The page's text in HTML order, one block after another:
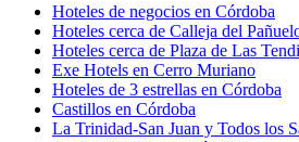
Hoteles de negocios en Córdoba
Hoteles cerca de Calleja del
Hoteles cerca de Plaza de Las
Exe Hotels en Cerro Muriano
Hoteles de 3 estrellas en Córdoba
Castillos en Córdoba
La Trinidad-San Juan y Todos los